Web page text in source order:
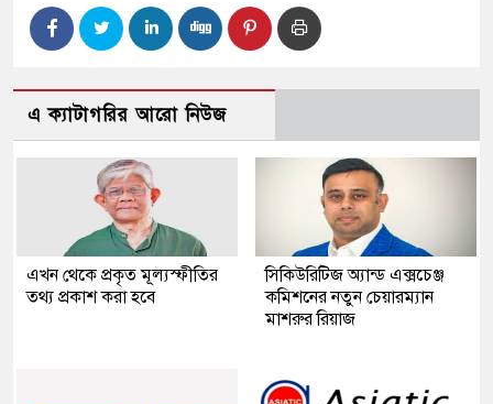
এ ক্যাটাগরির আরো নিউজ
এখন থেকে প্রকৃত মূল্যস্ফীতির
তথ্য প্রকাশ করা হবে
সিকিউরিটিজ অ্যান্ড এক্সচেঞ্জ
কমিশনের নতুন চেয়ারম্যান
মাশরুর রিয়াজ